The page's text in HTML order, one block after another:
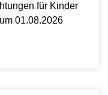
für Kinder
01.08.2026